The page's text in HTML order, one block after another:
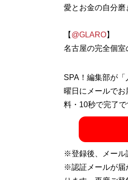
様々な企業研修を
企業役員なども
も顧客をサポート
記事一覧へ
愛とお金の自分磨
【 @GLARO】
名古屋の完全個
SPA！編集部が
曜日にメールで
料・10秒で完了で
※登録後、メール
※認証メールが届